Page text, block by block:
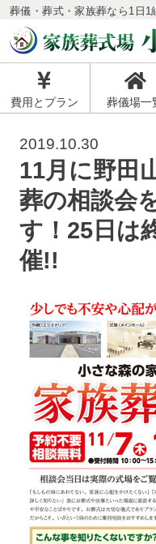
葬儀・葬式・家族葬なら1日1
費用とプラン 葬儀場一
2019.10.30
11月に野田
葬の相談会
す！25日は
催!!